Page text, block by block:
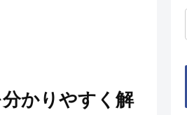
かりやすく解